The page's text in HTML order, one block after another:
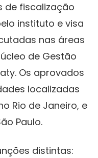
de fiscalização
instituto e visa
nas áreas
de Gestão
Os aprovados
localizadas
Rio de Janeiro, e
Paulo.
distintas: